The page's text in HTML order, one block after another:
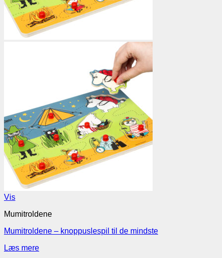
Vis
Mumitroldene
Mumitroldene – knoppuslespil til de mindste
Læs mere